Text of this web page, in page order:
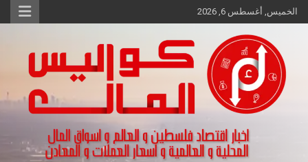
Skip
to
الخميس, أغسطس 6, 2026